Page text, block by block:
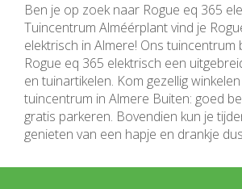
Ben je op zoek naar Rogue eq 365
Tuincentrum Alméérplant vind je
elektrisch in Almere! Ons tuincentrum
Rogue eq 365 elektrisch een
en tuinartikelen. Kom gezellig
tuincentrum in Almere Buiten: goed
gratis parkeren. Bovendien kun je
genieten van een hapje en drankje